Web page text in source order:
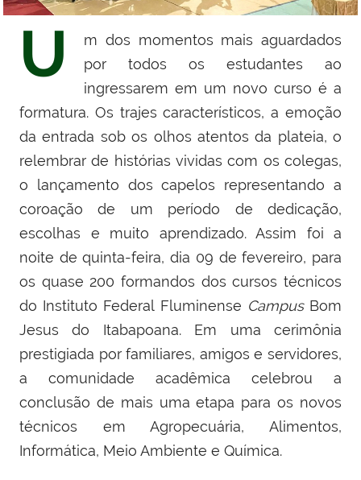
U
m dos momentos mais aguardados
por todos os estudantes ao
ingressarem em um novo curso é a
formatura. Os trajes característicos, a emoção
da entrada sob os olhos atentos da plateia, o
relembrar de histórias vividas com os colegas,
o lançamento dos capelos representando a
coroação de um período de dedicação,
escolhas e muito aprendizado. Assim foi a
noite de quinta-feira, dia 09 de fevereiro, para
os quase 200 formandos dos cursos técnicos
do Instituto Federal Fluminense Campus Bom
Jesus do Itabapoana. Em uma cerimônia
prestigiada por familiares, amigos e servidores,
a comunidade acadêmica celebrou a
conclusão de mais uma etapa para os novos
técnicos em Agropecuária, Alimentos,
Informática, Meio Ambiente e Química.